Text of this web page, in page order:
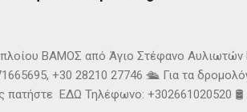
ΒΑΜΟΣ από Άγιο Στέφανο Αυλιωτών
+30 28210 27746 🛳️ Για τα
πατήστε ΕΔΩ Τηλέφωνο: +302661020520 🛢️